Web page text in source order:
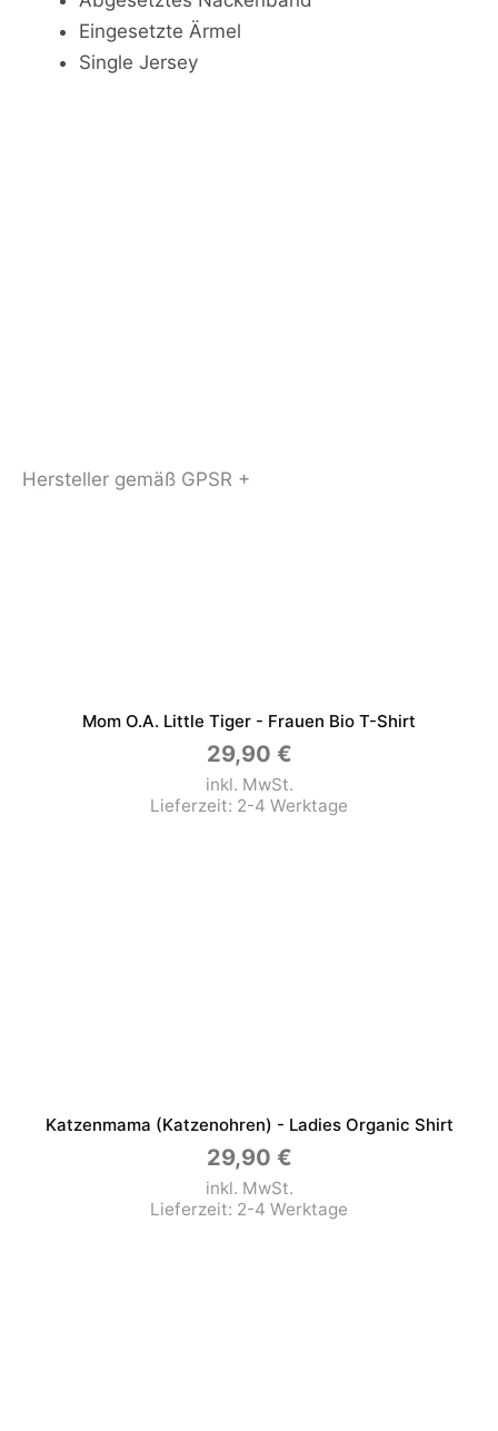
Eingesetzte Ärmel
Single Jersey
Hersteller gemäß GPSR +
Mom O.a. Little Tiger - Frauen Bio T-Shirt
29,90 €
inkl. MwSt.
Lieferzeit: 2-4 Werktage
Katzenmama (Katzenohren) - Ladies Organic Shirt
29,90 €
inkl. MwSt.
Lieferzeit: 2-4 Werktage